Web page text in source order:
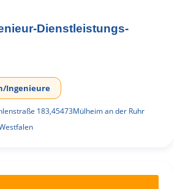
Dienstleistungs-
Ingenieure
183,45473Mülheim an der Ruhr